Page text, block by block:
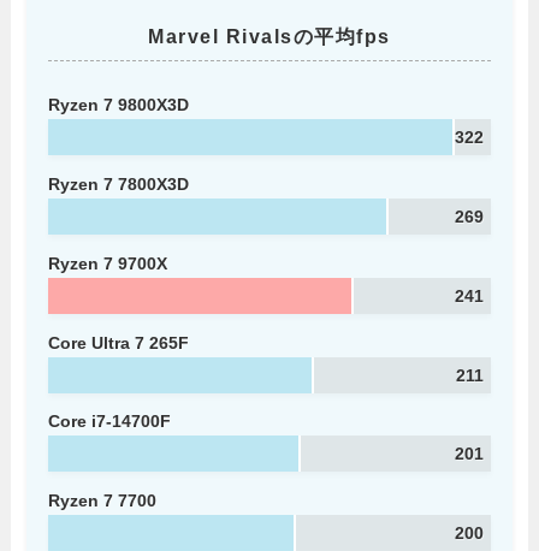
Marvel Rivalsの平均fps
Ryzen 7 9800X3D
322
Ryzen 7 7800X3D
269
Ryzen 7 9700X
241
Core Ultra 7 265F
211
Core i7-14700F
201
Ryzen 7 7700
200